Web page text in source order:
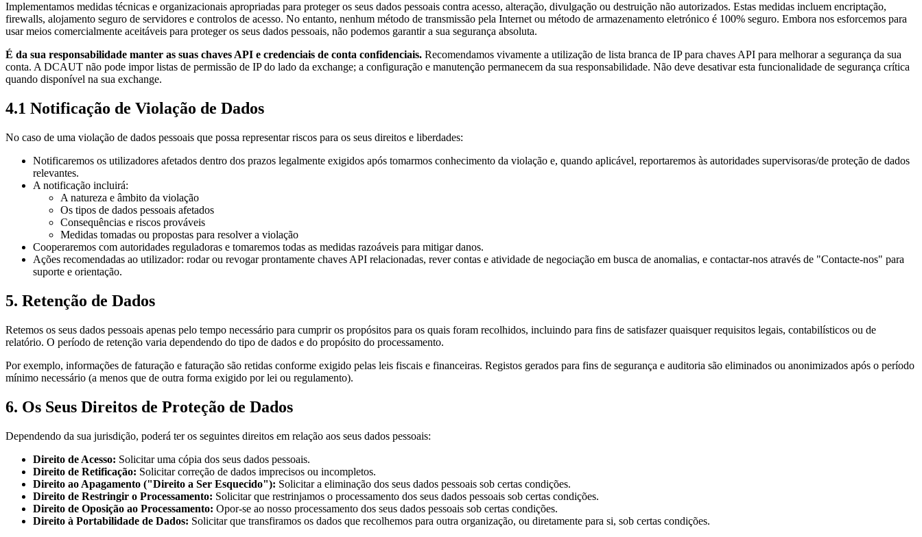
Implementamos medidas técnicas e organizacionais apropriadas para proteger os seus dados pessoais contra acesso, alteração, divulgação ou destruição não autorizados. Estas medidas incluem encriptação,
firewalls, alojamento seguro de servidores e controlos de acesso. No entanto, nenhum método de transmissão pela Internet ou método de armazenamento eletrónico é 100% seguro. Embora nos esforcemos para
usar meios comercialmente aceitáveis para proteger os seus dados pessoais, não podemos garantir a sua segurança absoluta.
É da sua responsabilidade manter as suas chaves API e credenciais de conta confidenciais. Recomendamos vivamente a utilização de lista branca de IP para chaves API para melhorar a segurança da sua
conta. A DCAUT não pode impor listas de permissão de IP do lado da exchange; a configuração e manutenção permanecem da sua responsabilidade. Não deve desativar esta funcionalidade de segurança crítica
quando disponível na sua exchange.
4.1 Notificação de Violação de Dados
No caso de uma violação de dados pessoais que possa representar riscos para os seus direitos e liberdades:
Notificaremos os utilizadores afetados dentro dos prazos legalmente exigidos após tomarmos conhecimento da violação e, quando aplicável, reportaremos às autoridades supervisoras/de proteção de dados
relevantes.
A notificação incluirá:
A natureza e âmbito da violação
Os tipos de dados pessoais afetados
Consequências e riscos prováveis
Medidas tomadas ou propostas para resolver a violação
Cooperaremos com autoridades reguladoras e tomaremos todas as medidas razoáveis para mitigar danos.
Ações recomendadas ao utilizador: rodar ou revogar prontamente chaves API relacionadas, rever contas e atividade de negociação em busca de anomalias, e contactar-nos através de "Contacte-nos" para
suporte e orientação.
5. Retenção de Dados
Retemos os seus dados pessoais apenas pelo tempo necessário para cumprir os propósitos para os quais foram recolhidos, incluindo para fins de satisfazer quaisquer requisitos legais, contabilísticos ou de
relatório. O período de retenção varia dependendo do tipo de dados e do propósito do processamento.
Por exemplo, informações de faturação e faturação são retidas conforme exigido pelas leis fiscais e financeiras. Registos gerados para fins de segurança e auditoria são eliminados ou anonimizados após o período
mínimo necessário (a menos que de outra forma exigido por lei ou regulamento).
6. Os Seus Direitos de Proteção de Dados
Dependendo da sua jurisdição, poderá ter os seguintes direitos em relação aos seus dados pessoais:
Direito de Acesso: Solicitar uma cópia dos seus dados pessoais.
Direito de Retificação: Solicitar correção de dados imprecisos ou incompletos.
Direito ao Apagamento ("Direito a Ser Esquecido"): Solicitar a eliminação dos seus dados pessoais sob certas condições.
Direito de Restringir o Processamento: Solicitar que restrinjamos o processamento dos seus dados pessoais sob certas condições.
Direito de Oposição ao Processamento: Opor-se ao nosso processamento dos seus dados pessoais sob certas condições.
Direito à Portabilidade de Dados: Solicitar que transfiramos os dados que recolhemos para outra organização, ou diretamente para si, sob certas condições.